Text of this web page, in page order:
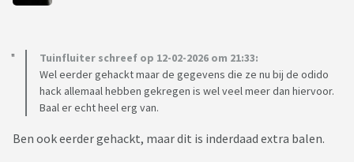
Tuinfluiter schreef op 12-02-2026 om 21:33:
Wel eerder gehackt maar de gegevens die ze nu bij de odido
hack allemaal hebben gekregen is wel veel meer dan hiervoor.
Baal er echt heel erg van.
Ben ook eerder gehackt, maar dit is inderdaad extra balen.